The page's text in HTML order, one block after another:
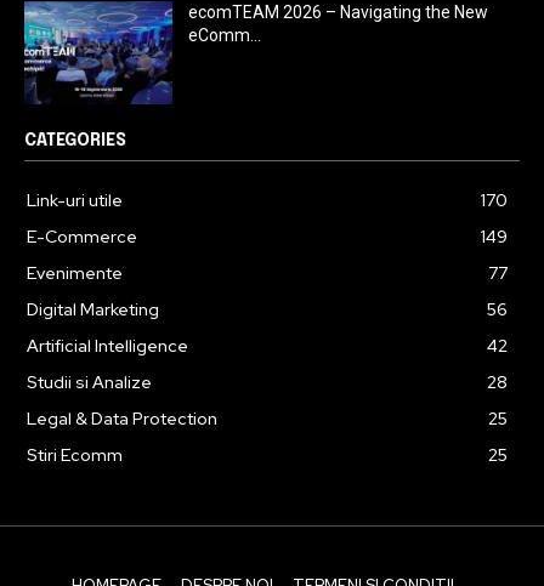
ecomTEAM 2026 – Navigating the New
eComm...
CATEGORIES
Link-uri utile
170
E-Commerce
149
Evenimente
77
Digital Marketing
56
Artificial Intelligence
42
Studii si Analize
28
Legal & Data Protection
25
Stiri Ecomm
25